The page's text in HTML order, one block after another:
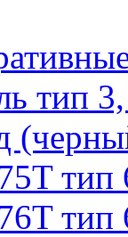
тип
тип
тип